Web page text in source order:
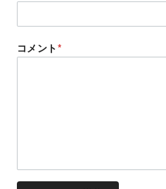
コメント*